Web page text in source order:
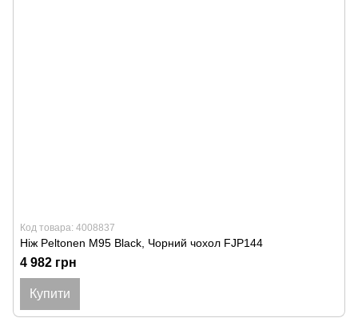
Код товара: 4008837
Ніж Peltonen M95 Black, Чорний чохол FJP144
4 982 грн
Купити